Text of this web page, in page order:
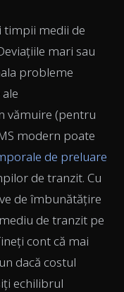
medii de
mari sau
probleme
vămuire (pentru
modern poate
de preluare
de tranzit. Cu
de îmbunătățire
de tranzit pe
cont că mai
dacă costul
echilibrul